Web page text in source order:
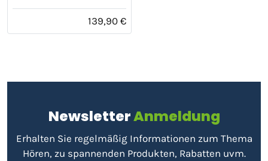
139,90 €
NewsletterAnmeldung
Erhalten Sie regelmäßig Informationen zum Thema
Hören, zu spannenden Produkten, Rabatten uvm.